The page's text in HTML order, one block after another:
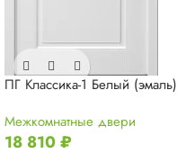
ПГ Классика-1 Белый (эмаль)
Межкомнатные двери
18 810₽